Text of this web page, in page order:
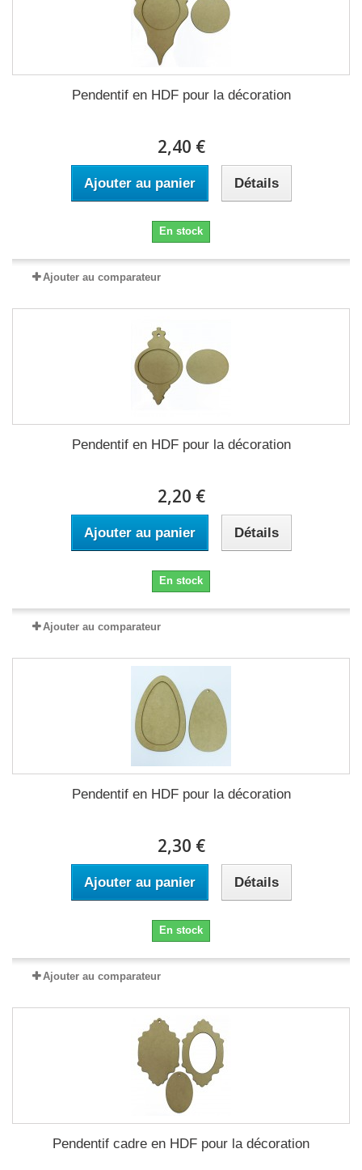
Pendentif en HDF pour la décoration
2,40 €
Ajouter au panier Détails
En stock
Ajouter au comparateur
Pendentif en HDF pour la décoration
2,20 €
Ajouter au panier Détails
En stock
Ajouter au comparateur
Pendentif en HDF pour la décoration
2,30 €
Ajouter au panier Détails
En stock
Ajouter au comparateur
Pendentif cadre en HDF pour la décoration